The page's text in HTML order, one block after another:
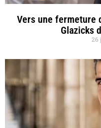
Vers une fermeture
Glazicks
26